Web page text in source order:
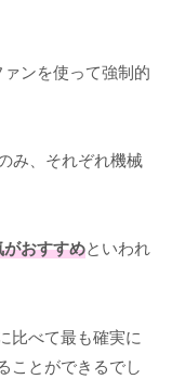
ンを使って強制的
み、それぞれ機械
おすすめといわれ
比べて最も確実に
ことができるでし